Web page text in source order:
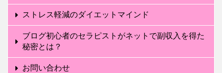
ストレス軽減のダイエットマインド
ブログ初心者のセラピストがネットで副収入を得た
秘密とは？
お問い合わせ